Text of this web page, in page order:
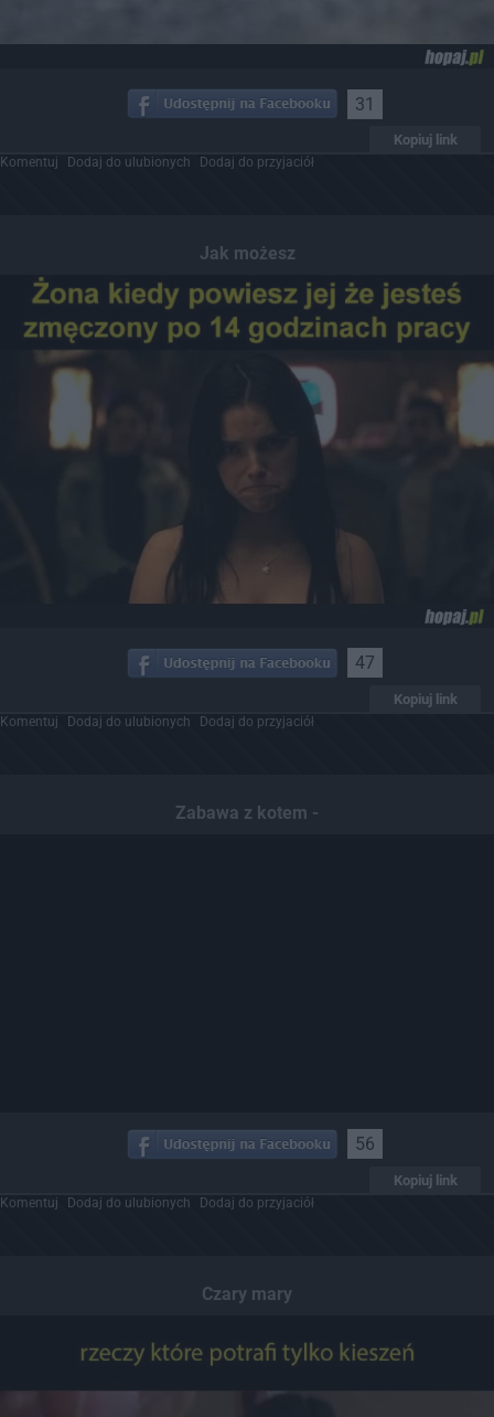
31
Kopiuj link
Komentuj Dodaj do ulubionych Dodaj do przyjaciół
Jak możesz
47
Kopiuj link
Komentuj Dodaj do ulubionych Dodaj do przyjaciół
Zabawa z kotem -
56
Kopiuj link
Komentuj Dodaj do ulubionych Dodaj do przyjaciół
Czary mary